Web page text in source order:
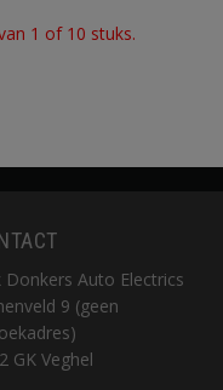
1 of 10 stuks.
Donkers Auto Electrics
9 (geen
GK Veghel